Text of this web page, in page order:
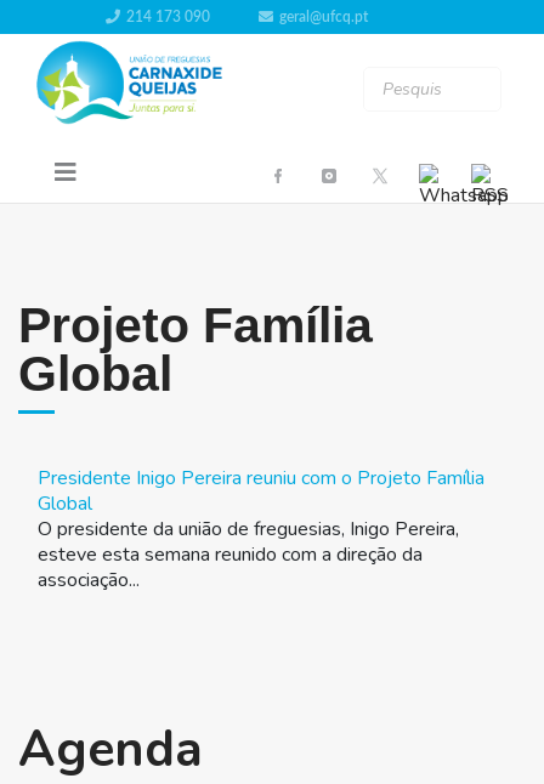
214 173 090 geral@ufcq.pt
Projeto Família
Global
Presidente Inigo Pereira reuniu com o Projeto Família
Global
O presidente da união de freguesias, Inigo Pereira,
esteve esta semana reunido com a direção da
associação...
Agenda